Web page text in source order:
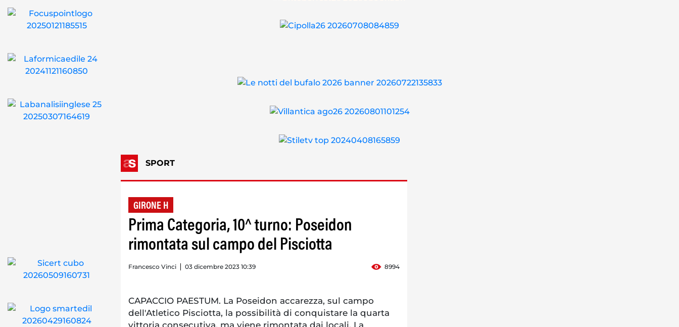
SPORT
GIRONE H
Prima Categoria, 10^ turno: Poseidon
rimontata sul campo del Pisciotta
Francesco Vinci 03 dicembre 2023 10:39 8994
CAPACCIO PAESTUM. La Poseidon accarezza, sul campo
dell'Atletico Pisciotta, la possibilità di conquistare la quarta
vittoria consecutiva, ma viene rimontata dai locali. La